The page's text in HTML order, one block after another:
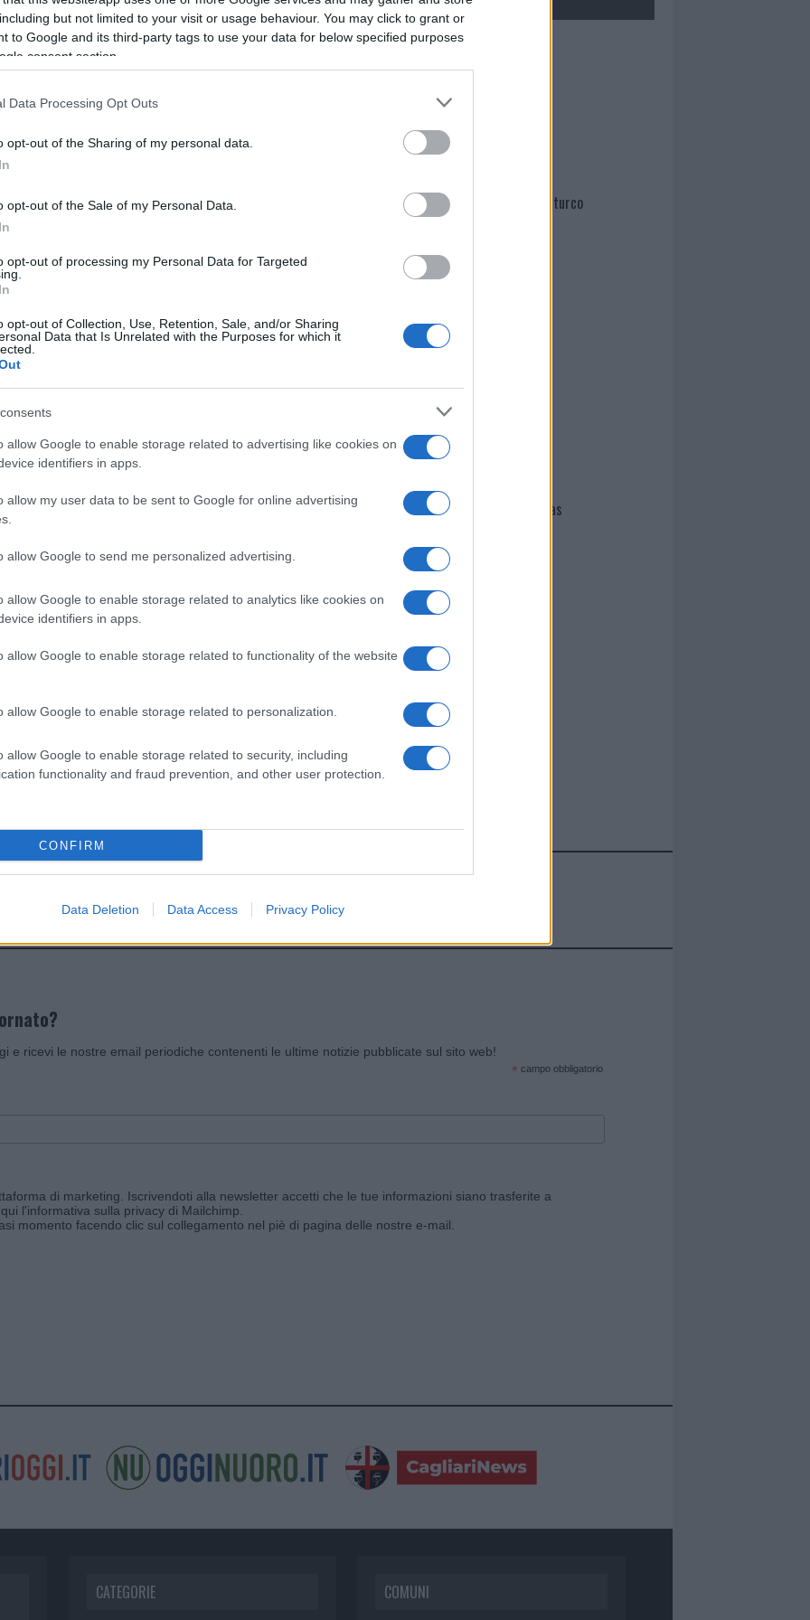
but not limited to your visit or usage behaviour. You may click to grant or
to Google and its third-party tags to use your data for below specified purposes
consent section.
Data Processing Opt Outs
opt-out of the Sharing of my personal data.
opt-out of the Sale of my Personal Data.
opt-out of processing my Personal Data for Targeted
opt-out of Collection, Use, Retention, Sale, and/or Sharing
Data that Is Unrelated with the Purposes for which it
allow Google to enable storage related to advertising like cookies on
identifiers in apps.
allow my user data to be sent to Google for online advertising
allow Google to send me personalized advertising.
allow Google to enable storage related to analytics like cookies on
identifiers in apps.
allow Google to enable storage related to functionality of the website
allow Google to enable storage related to personalization.
allow Google to enable storage related to security, including
functionality and fraud prevention, and other user protection.
CONFIRM
Data Deletion Data Access Privacy Policy
cliccandoqui
nella sezione
Olbia Scuole Olbia Settimo Nizzi
i tuoi video e le tue foto
+39 345 356 7512
di GalluraOggi.it
news daGoogle News
Prossimo articolo
Mario Malu
Paolo Pinna
Martina Agostina Diturco
I nostri cari
I nostri cari
I nostri cari
Giovannimaria Cabras
Invia un Comunicato Stampa Pubblicità
e ricevi le nostre email periodiche contenenti le ultime notizie pubblicate sul sito web!
* campo obbligatorio
di marketing. Iscrivendoti alla newsletter accetti che le tue informazioni siano trasferite a
l'informativa sulla privacy di Mailchimp
momento facendo clic sul collegamento nel piè di pagina delle nostre e-mail.
CATEGORIE COMUNI